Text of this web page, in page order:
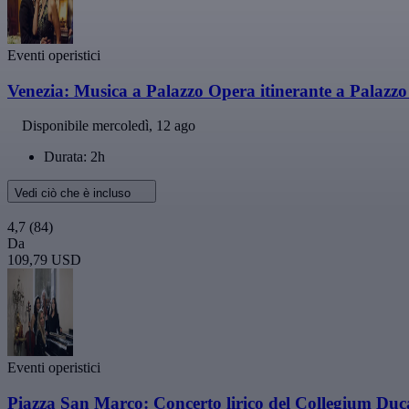
Eventi operistici
Venezia: Musica a Palazzo Opera itinerante a
Disponibile mercoledì, 12 ago
Durata: 2h
Vedi ciò che è incluso
4,7 (84)
Da
109,79 USD
Eventi operistici
Piazza San Marco: Concerto lirico del Collegium